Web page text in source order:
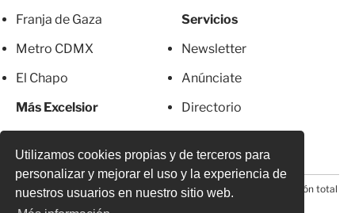
Utilizamos cookies propias y de terceros para
personalizar y mejorar el uso y la experiencia de
nuestros usuarios en nuestro sitio web.
Franja de Gaza
Metro CDMX
El Chapo
Más Excelsior
Servicios
Newsletter
Anúnciate
Directorio
© 2026 Todos los derechos reservados. Prohibida la reproducción total
o parcial, incluyendo cualquier medio electrónico*